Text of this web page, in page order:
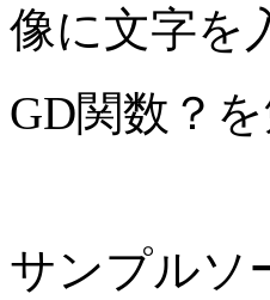
像に文字を
GD関数？
サンプルソ